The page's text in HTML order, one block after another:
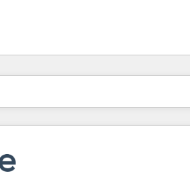
surPage
PagePagePagePagePagePagePage